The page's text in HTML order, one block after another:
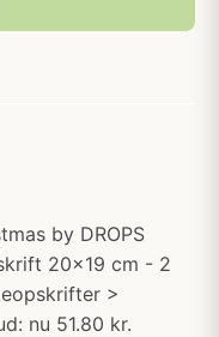
by DROPS
20x19 cm - 2
>
nu 51.80 kr.